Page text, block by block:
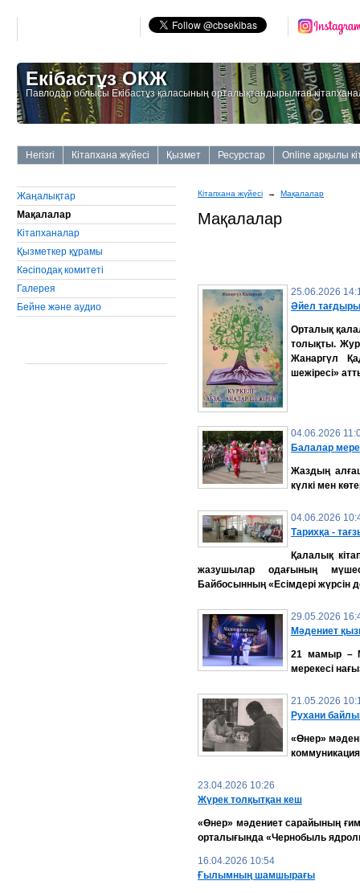
Екібастұз ОКЖ
Павлодар облысы Екібастұз қаласының орталықтандырылған
Негізгі Кітапхана жүйесі Қызмет Ресурстар Online арқылы
Жаңалықтар
Мақалалар
Кітапханалар
Қызметкер құрамы
Кәсіподақ комитеті
Галерея
Бейне және аудио
Кітапхана жүйесі → Мақалалар
Мақалалар
25.06.2026
Әйел
Орталық
толықты.
Жанаргүл
шежіресі»
04.06.2026
Балалар
Жаздың
күлкі мен
04.06.2026
Тарихқа -
Қалалық
жазушылар одағының
Байбосынның «Есімдері жүрсін
29.05.2026
Мәдениет
21 мамыр –
мерекесі
21.05.2026
Рухани
«Өнер»
23.04.2026 10:26
Жүрек толқытқан кеш
«Өнер» мәдениет сарайының
орталығында «Чернобыль
16.04.2026 10:54
Ғылымның шамшырағы